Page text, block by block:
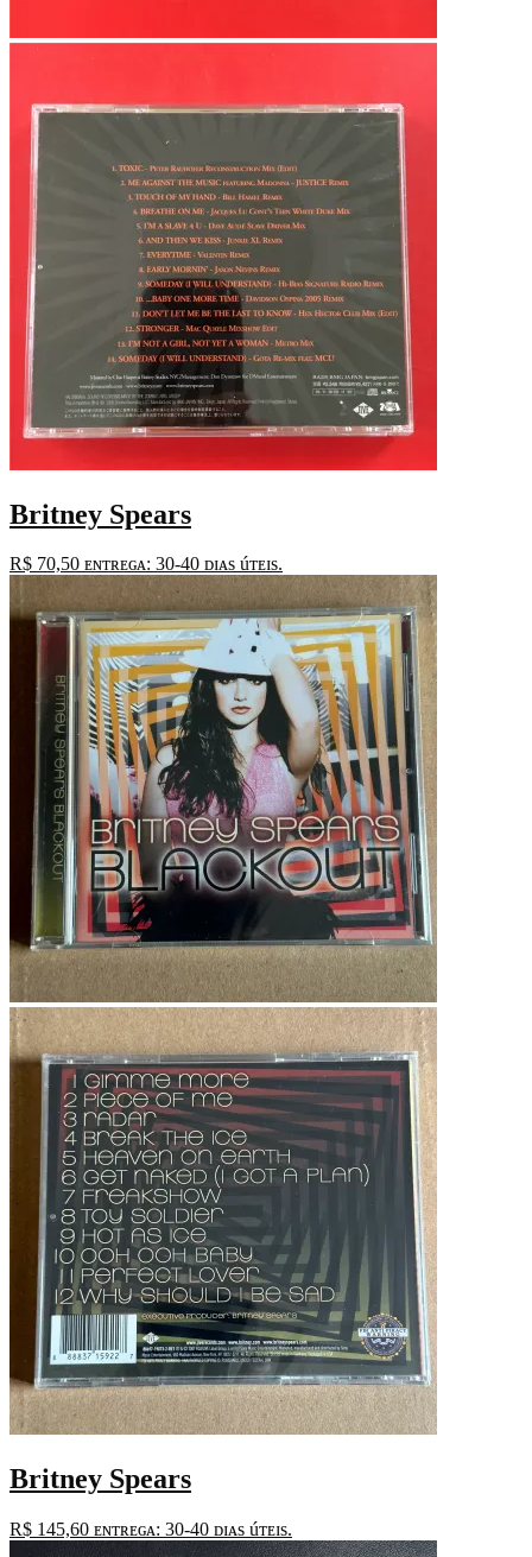
Britney Spears
R$ 70,50 ᴇɴᴛʀᴇɢᴀ: 30-40 ᴅɪᴀs úᴛᴇɪs.
Britney Spears
R$ 145,60 ᴇɴᴛʀᴇɢᴀ: 30-40 ᴅɪᴀs úᴛᴇɪs.